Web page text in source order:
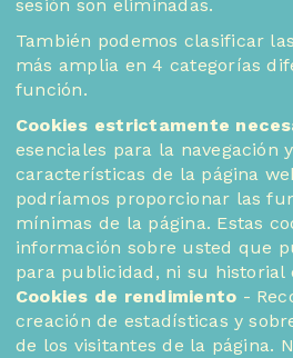
sesión son eliminadas.
También podemos clasificar
más amplia en 4 categorías
función.
Cookies estrictamente
esenciales para la navegación
características de la página
podríamos proporcionar las
mínimas de la página. Estas
información sobre usted que
para publicidad, ni su historial
Cookies de rendimiento -
creación de estadísticas y
de los visitantes de la página.